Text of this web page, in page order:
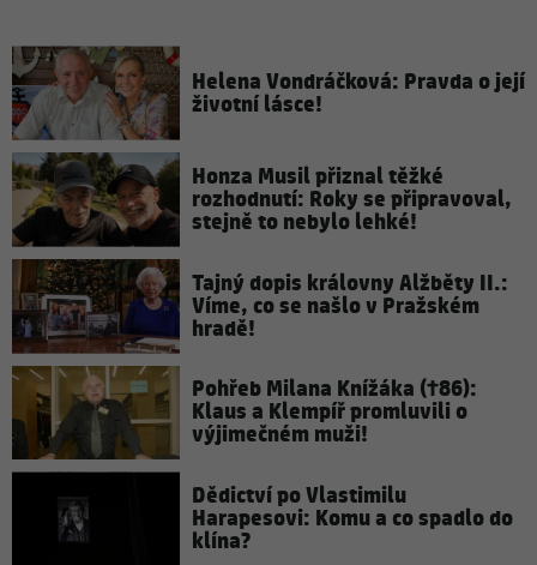
Helena Vondráčková: Pravda o její
životní lásce!
Honza Musil přiznal těžké
rozhodnutí: Roky se připravoval,
stejně to nebylo lehké!
Tajný dopis královny Alžběty II.:
Víme, co se našlo v Pražském
hradě!
Pohřeb Milana Knížáka (†86):
Klaus a Klempíř promluvili o
výjimečném muži!
Dědictví po Vlastimilu
Harapesovi: Komu a co spadlo do
klína?